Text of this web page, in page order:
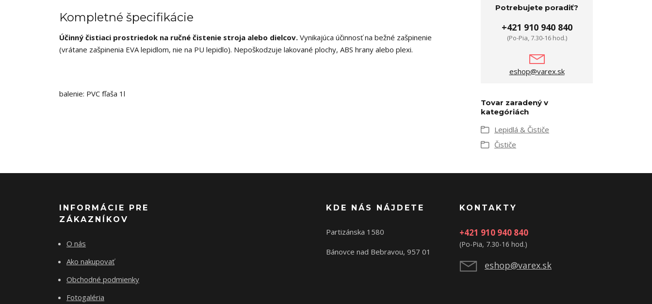
Kompletné špecifikácie
Účinný čistiaci prostriedok na ručné čistenie stroja alebo dielcov. Vynikajúca účinnosť na bežné zašpinenie
(vrátane zašpinenia EVA lepidlom, nie na PU lepidlo). Nepoškodzuje lakované plochy, ABS hrany alebo plexi.
balenie: PVC fľaša 1l
Potrebujete poradiť?
+421 910 940 840
(Po-Pia, 7.30-16 hod.)
eshop@varex.sk
Tovar zaradený v
kategóriách
Lepidlá & Čističe
Čističe
INFORMÁCIE PRE
ZÁKAZNÍKOV
O nás
Ako nakupovať
Obchodné podmienky
Fotogaléria
KDE NÁS NÁJDETE
Partizánska 1580
Bánovce nad Bebravou, 957 01
KONTAKTY
+421 910 940 840
(Po-Pia, 7.30-16 hod.)
eshop@varex.sk